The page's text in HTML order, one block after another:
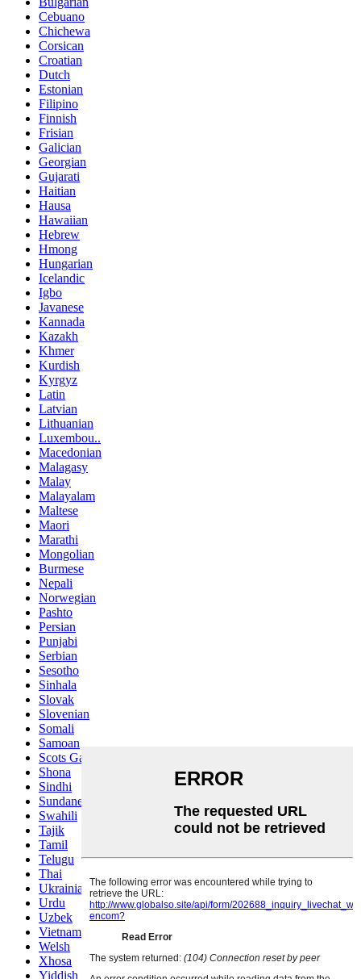
Cebuano
Chichewa
Corsican
Croatian
Dutch
Estonian
Filipino
Finnish
Frisian
Galician
Georgian
Gujarati
Haitian
Hausa
Hawaiian
Hebrew
Hmong
Hungarian
Icelandic
Igbo
Javanese
Kannada
Kazakh
Khmer
Kurdish
Kyrgyz
Latin
Latvian
Lithuanian
Luxembou..
Macedonian
Malagasy
Malay
Malayalam
Maltese
Maori
Marathi
Mongolian
Burmese
Nepali
Norwegian
Pashto
Persian
Punjabi
Serbian
Sesotho
Sinhala
Slovak
Slovenian
Somali
Samoan
Scots Gaelic
Shona
Sindhi
Sundanese
Swahili
Tajik
Tamil
Telugu
Thai
Ukrainian
Urdu
Uzbek
Vietnamese
Welsh
Xhosa
Yiddish